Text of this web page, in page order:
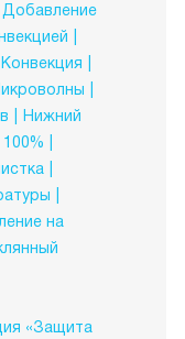
Добавление
Конвекция
Нижний
на
«Защита